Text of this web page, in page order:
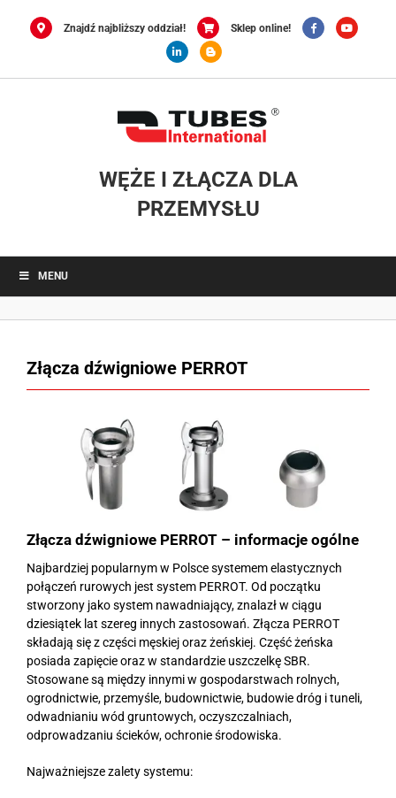
Znajdź najbliższy oddział! Sklep online!
WĘŻE I ZŁĄCZA DLA
PRZEMYSŁU
MENU
Złącza dźwigniowe PERROT
Złącza dźwigniowe PERROT – informacje ogólne
Najbardziej popularnym w Polsce systemem elastycznych
połączeń rurowych jest system PERROT. Od początku
stworzony jako system nawadniający, znalazł w ciągu
dziesiątek lat szereg innych zastosowań. Złącza PERROT
składają się z części męskiej oraz żeńskiej. Część żeńska
posiada zapięcie oraz w standardzie uszczelkę SBR.
Stosowane są między innymi w gospodarstwach rolnych,
ogrodnictwie, przemyśle, budownictwie, budowie dróg i tuneli,
odwadnianiu wód gruntowych, oczyszczalniach,
odprowadzaniu ścieków, ochronie środowiska.
Najważniejsze zalety systemu: